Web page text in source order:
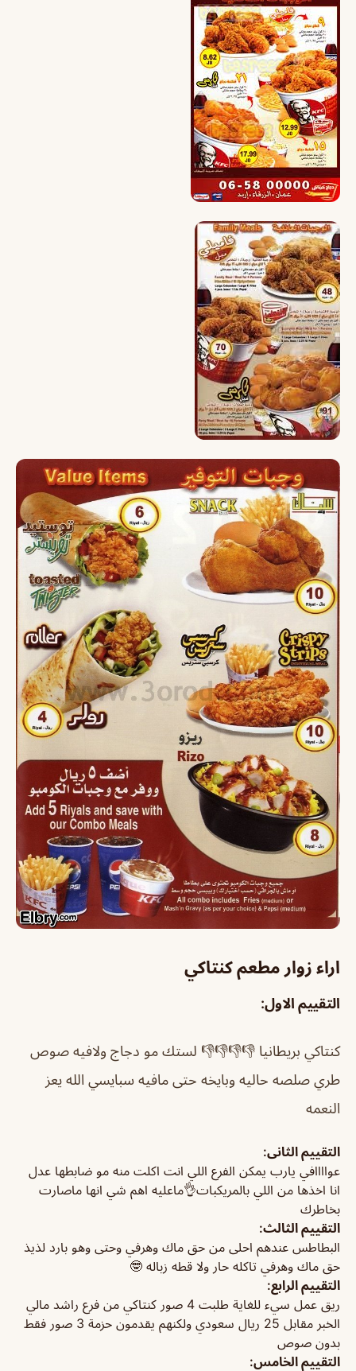
اراء زوار مطعم كنتاكي
التقييم الاول:
كنتاكي بريطانيا 👎👎👎👎 لستك مو دجاج ولافيه صوص
طري صلصه حاليه وبايخه حتى مافيه سبايسي الله يعز
النعمه
التقييم الثانى:
عواااافي يارب يمكن الفرع اللي انت اكلت منه مو ضابطها عدل
انا اخذها من اللي بالمريكبات👌ماعليه اهم شي انها ماصارت
بخاطرك
التقييم الثالث:
البطاطس عندهم احلى من حق ماك وهرفي وحتى وهو بارد لذيذ
حق ماك وهرفي تاكله حار ولا قطه زباله 🤓
التقييم الرابع:
ريق عمل سيء للغاية طلبت 4 صور كنتاكي من فرع راشد مالي
الخبر مقابل 25 ريال سعودي ولكنهم يقدمون حزمة 3 صور فقط
بدون صوص
التقييم الخامس: